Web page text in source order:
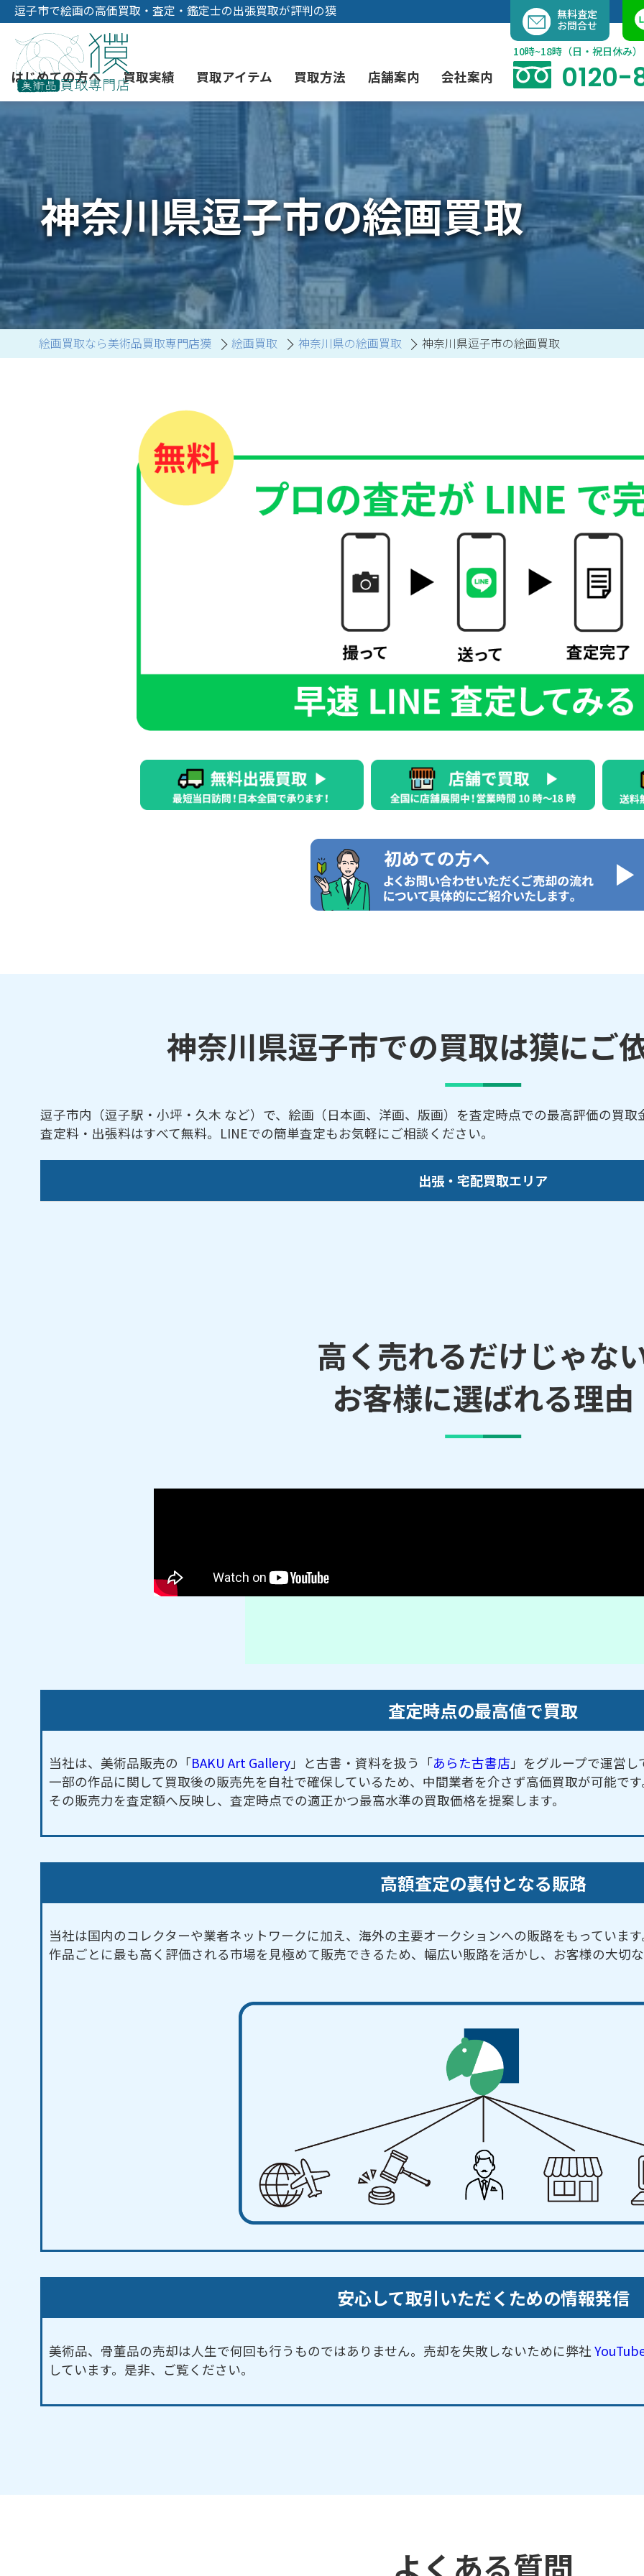
容
キ
ッ
プ
逗子市で絵画の高価買取・査定・鑑定士の出張買取が評判の獏
はじめての方へ
初めての美術品売却 よくあるご質問
YOUTUBE instagram
買取実績 買取アイテム
絵画買取 現代アート買取
骨董品買取 茶道具買取
西洋アンティーク買取 彫刻・ブロンズ買取
中国骨董品買取 工芸品買取
買取方法
3つの買取方法 出張買取（無料）
宅配・郵送買取 業者間オークション出品代行
時価評価サービス
店舗案内
東京店 大阪店
会社案内
会社概要 当社の特徴
消費者志向自主宣言
無料査定
お問合せ
10時~18時（日・祝日休み）
神奈川県逗子市の絵画買取
絵画買取なら美術品買取専門店獏 絵画買取 神奈川県の絵画買取 神奈川県逗子市の絵画買取
神奈川県逗子市での買取は獏にご
逗子市内（逗子駅・小坪・久木 など）で、絵画（日本画、洋画、版画）を査定時点での最高評価の買
査定料・出張料はすべて無料。LINEでの簡単査定もお気軽にご相談ください。
出張・宅配買取エリア
高く売れるだけじゃな
お客様に選ばれる理由
査定時点の最高値で買取
当社は、美術品販売の「BAKU Art Gallery」と古書・資料を扱う「あらた古書店 」をグループで運営し
一部の作品に関して買取後の販売先を自社で確保しているため、中間業者を介さず高価買取が可能で
その販売力を査定額へ反映し、査定時点での適正かつ最高水準の買取価格を提案します。
高額査定の裏付となる販路
当社は国内のコレクターや業者ネットワークに加え、海外の主要オークションへの販路をもっていま
作品ごとに最も高く評価される市場を見極めて販売できるため、幅広い販路を活かし、お客様の大切
安心して取引いただくための情報発信
美術品、骨董品の売却は人生で何回も行うものではありません。売却を失敗しないために弊社
しています。是非、ご覧ください。
よくある質問